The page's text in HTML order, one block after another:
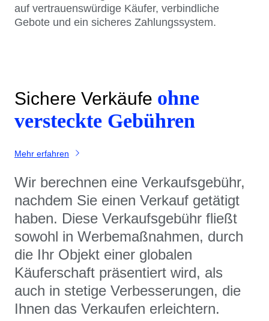
auf vertrauenswürdige Käufer, verbindliche
Gebote und ein sicheres Zahlungssystem.
Sichere Verkäufe ohne
versteckte Gebühren
Mehr erfahren
Wir berechnen eine Verkaufsgebühr,
nachdem Sie einen Verkauf getätigt
haben. Diese Verkaufsgebühr fließt
sowohl in Werbemaßnahmen, durch
die Ihr Objekt einer globalen
Käuferschaft präsentiert wird, als
auch in stetige Verbesserungen, die
Ihnen das Verkaufen erleichtern.